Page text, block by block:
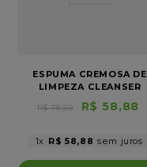
ESPUMA CREMOSA DE
LIMPEZA CLEANSER
VITA DERM
R$ 58,88
R$ 78,50
1 R$ 58,88